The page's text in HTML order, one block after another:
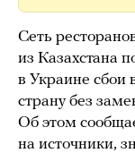
Сеть
из Казахстана
в Украине сбои
страну без
Об этом
на источники,